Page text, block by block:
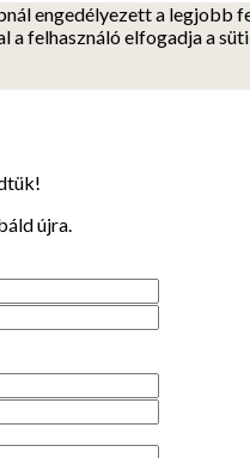
engedélyezett a legjobb
felhasználó elfogadja a
újra.